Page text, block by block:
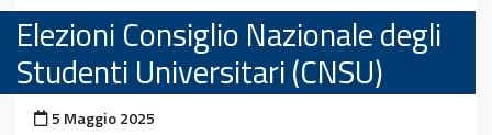
Elezioni Consiglio Nazionale degli
Studenti Universitari (CNSU)
Pubblicato il
5 Maggio 2025